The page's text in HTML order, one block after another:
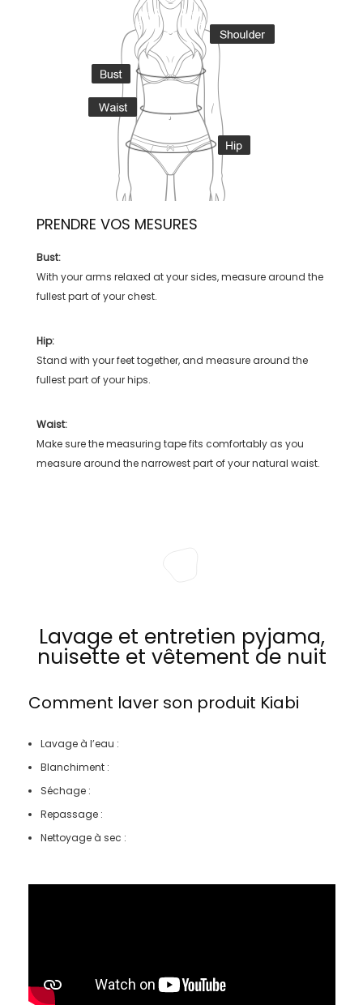
PRENDRE VOS MESURES
Bust:
With your arms relaxed at your sides, measure around the
fullest part of your chest.
Hip:
Stand with your feet together, and measure around the
fullest part of your hips.
Waist:
Make sure the measuring tape fits comfortably as you
measure around the narrowest part of your natural waist.
Lavage et entretien pyjama,
nuisette et vêtement de nuit
Comment laver son produit Kiabi
Lavage à l’eau :
Blanchiment :
Séchage :
Repassage :
Nettoyage à sec :